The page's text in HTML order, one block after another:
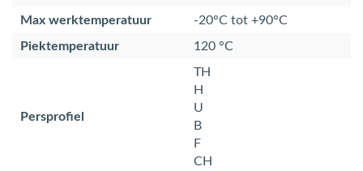
Max werktemperatuur
-20°C tot +90°C
Piektemperatuur
120 °C
Persprofiel
TH
H
U
B
F
CH